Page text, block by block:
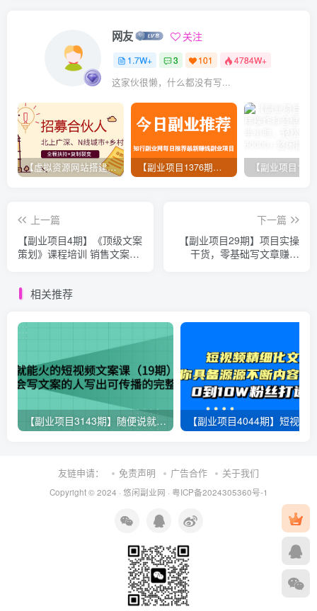
网友 关注
1.7W+ 3 101 4784W+
这家伙很懒，什么都没有写...
【虚拟资源网站搭建服务】加盟本站系统，做一个和本站一样的独立网站，躺赚的项目 【副业项目1376期】龟课最新闲鱼项目玩法实战教程_全新升级月收益几千到几万
上一篇
【副业项目4期】《顶级文案
策划》课程培训 销售文案
下一篇
【副业项目29期】项目实操
干货，零基础写文章赚钱
相关推荐
【副业项目3143期】随便说就能火的短视频文案课：让不会写文案的人写出可传播的完整文案
友链申请： 免责声明 广告合作 关于我们
Copyright © 2024 · 悠闲副业网 · 粤ICP备2024305360号-1